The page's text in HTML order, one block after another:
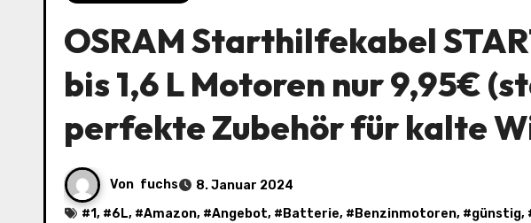
OSRAM Starthilfekabel
bis 1,6 L Motoren nur 9,95€
perfekte Zubehör für kalte
Von fuchs
8. Januar 2024
#1, #6L, #Amazon, #Angebot, # Batterie, # Benzinmotoren, #günstig,